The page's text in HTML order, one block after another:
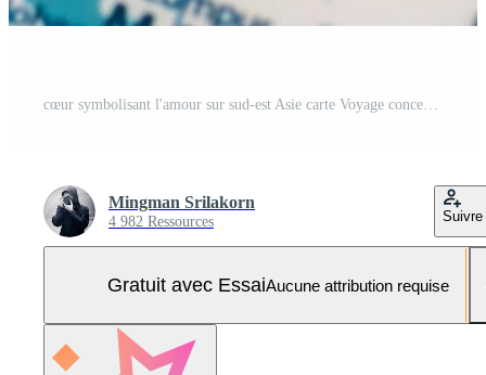
cœur symbolisant l'amour sur sud-est Asie carte Voyage concentrer vibrant couleurs fermer vue Photo Pro
Mingman Srilakorn
4 982 Ressources Suivre
Gratuit avec EssaiAucune attribution requise